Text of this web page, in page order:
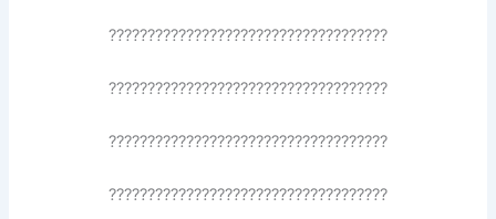
????????????????????????????????????
????????????????????????????????????
????????????????????????????????????
????????????????????????????????????